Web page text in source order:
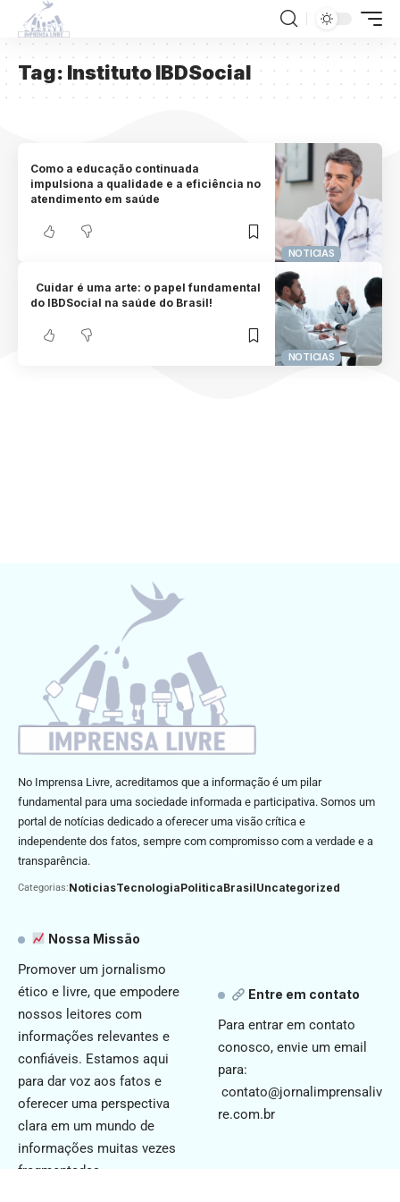
Tag: Instituto IBDSocial
NOTICIAS
Como a educação continuada
impulsiona a qualidade e a eficiência no
atendimento em saúde
NOTICIAS
Cuidar é uma arte: o papel fundamental
do IBDSocial na saúde do Brasil!
No Imprensa Livre, acreditamos que a informação é um pilar
fundamental para uma sociedade informada e participativa. Somos um
portal de notícias dedicado a oferecer uma visão crítica e
independente dos fatos, sempre com compromisso com a verdade e a
transparência.
Categorias:NoticiasTecnologiaPoliticaBrasilUncategorized
Nossa Missão
Promover um jornalismo
ético e livre, que empodere
nossos leitores com
informações relevantes e
confiáveis. Estamos aqui
para dar voz aos fatos e
oferecer uma perspectiva
clara em um mundo de
informações muitas vezes
fragmentadas.
Entre em contato
Para entrar em contato
conosco, envie um email
para:
contato@jornalimprensaliv
re.com.br